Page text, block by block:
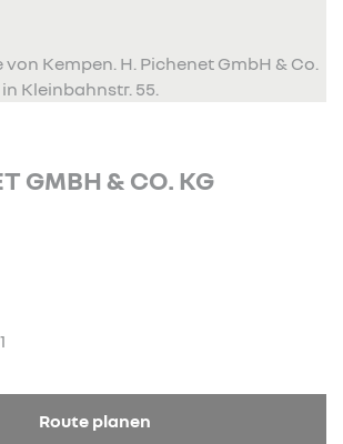
Kempen. H. Pichenet GmbH & Co.
Kleinbahnstr. 55.
GMBH & CO. KG
Route planen